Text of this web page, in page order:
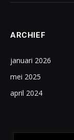
ARCHIEF
januari 2026
mei 2025
april 2024